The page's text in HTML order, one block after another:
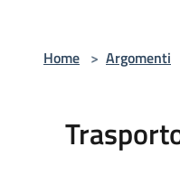
Home > Argomenti